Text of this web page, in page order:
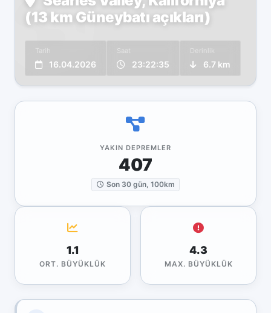
(13 km Güneybatı açıkları)
Tarih
16.04.2026
Saat
23:22:35
Derinlik
6.7 km
YAKIN DEPREMLER
407
Son 30 gün, 100km
1.1
ORT. BÜYÜKLÜK
4.3
MAX. BÜYÜKLÜK